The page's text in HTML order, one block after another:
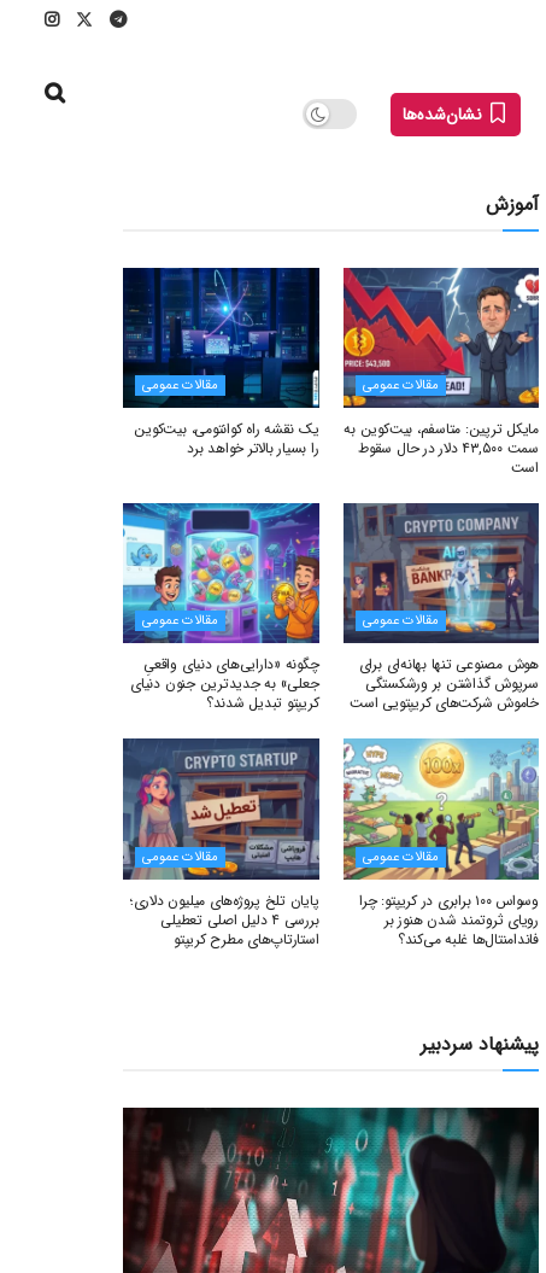
نشان‌شده‌ها
آموزش
مقالات عمومی
مایکل ترپین: متاسفم، بیت‌کوین به
سمت ۴۳,۵۰۰ دلار در حال سقوط
است
مقالات عمومی
یک نقشه راه کوانتومی، بیت‌کوین
را بسیار بالاتر خواهد برد
مقالات عمومی
هوش مصنوعی تنها بهانه‌ای برای
سرپوش گذاشتن بر ورشکستگی
خاموش شرکت‌های کریپتویی است
مقالات عمومی
چگونه «دارایی‌های دنیای واقعیِ
جعلی» به جدیدترین جنون دنیای
کریپتو تبدیل شدند؟
مقالات عمومی
وسواس ۱۰۰ برابری در کریپتو: چرا
رویای ثروتمند شدن هنوز بر
فاندامنتال‌ها غلبه می‌کند؟
مقالات عمومی
پایان تلخ پروژه‌های میلیون دلاری؛
بررسی ۴ دلیل اصلی تعطیلی
استارتاپ‌های مطرح کریپتو
پیشنهاد سردبیر